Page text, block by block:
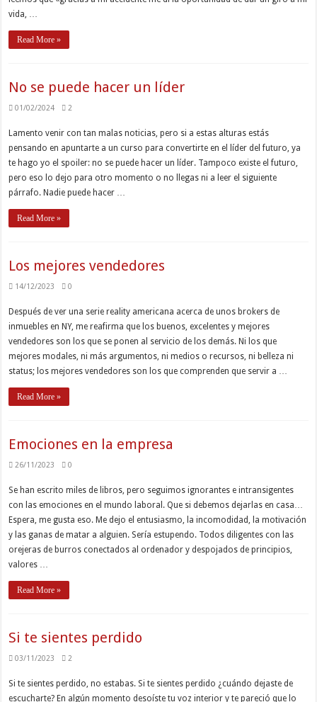
vida, …
Read More »
No se puede hacer un líder
01/02/2024 2
Lamento venir con tan malas noticias, pero si a estas alturas estás
pensando en apuntarte a un curso para convertirte en el líder del futuro, ya
te hago yo el spoiler: no se puede hacer un líder. Tampoco existe el futuro,
pero eso lo dejo para otro momento o no llegas ni a leer el siguiente
párrafo. Nadie puede hacer …
Read More »
Los mejores vendedores
14/12/2023 0
Después de ver una serie reality americana acerca de unos brokers de
inmuebles en NY, me reafirma que los buenos, excelentes y mejores
vendedores son los que se ponen al servicio de los demás. Ni los que
mejores modales, ni más argumentos, ni medios o recursos, ni belleza ni
status; los mejores vendedores son los que comprenden que servir a …
Read More »
Emociones en la empresa
26/11/2023 0
Se han escrito miles de libros, pero seguimos ignorantes e intransigentes
con las emociones en el mundo laboral. Que si debemos dejarlas en casa…
Espera, me gusta eso. Me dejo el entusiasmo, la incomodidad, la motivación
y las ganas de matar a alguien. Sería estupendo. Todos diligentes con las
orejeras de burros conectados al ordenador y despojados de principios,
valores …
Read More »
Si te sientes perdido
03/11/2023 2
Si te sientes perdido, no estabas. Si te sientes perdido ¿cuándo dejaste de
escucharte? En algún momento desoíste tu voz interior y te pareció que lo